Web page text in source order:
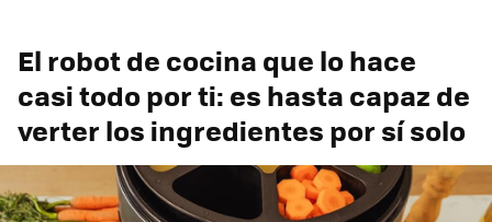
El robot de cocina que lo hace
casi todo por ti: es hasta capaz de
verter los ingredientes por sí solo